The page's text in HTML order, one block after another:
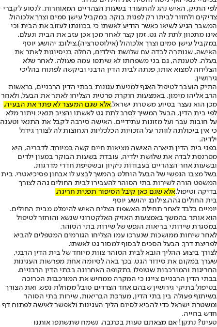
לפי התיק, האיש נהג להתעורר בשעות הצהריים המאוחרות, לנסוע לקברי
צדיקים ולחזור לביתו רק לפנות בוקר. במקביל עישן סמים וצרך אלכוהול.
המשבר הגיע לשיאו כאשר הודיע לאשתו כי בכוונתו לעזוב את הבית וכי
אינו מתכוון לתת לה גט. זמן קצר לאחר מכן אכן עזב את הבית ונעלם.
במקביל עישן סמים וצרך אלכוהול (אילוסטרציה),צילום: יהושע יוסף
האישה, שנותרה לבדה עם שלושת הילדים, החלה בניסיונות לאתר את
בעלה. לטענתה, גם בני משפחתו לא שיתפו עמה פעולה. לאחר שלא
הצליחה למצוא אותו, פנתה לבית הדין הרבני וביקשה לפתוח בהליכי
גירושין.
התיק הועבר לטיפול האגף למניעת עגונות בבתי הדין הרבניים, בראשות
הרב אליהו מימון. באמצעות חוקרת פרטית הצליחו לאתר את הבעל, ולאחר
מכן הוא נעצר בסיוע משטרת ישראל.אלא שגם המעצר לא פתר את הבעיה.
לפי בית הדין, הבעל המשיך לסרב לתת גט לאשתו והציב תנאי: ויתור מלא
על חובות עבר ועל מזונות עתידיים. האישה סירבה לקבל את התנאי וטענה
כי אין ביכולתה לוותר על הזכויות הכלכליות הנחוצות לה לצורך גידול
ילדיה.
בפני בית הדין תיארה האישה מציאות חיים קשה במיוחד. לדבריה, היא
מפרנסת לבדה את שלושת ילדיה, עובדת בשעות הבוקר במעון ילדים
ובשעות אחר הצהריים בעבודות ניקיון ובשטיפת חדרי מדרגות.
בשל מצבו הנפשי של הבעל הוחלט בהמשך לבצע לו אבחון פסיכיאטרי. בית
המשפט הורה לשירות בתי הסוהר להעבירו לבית החולים גהה לצורך
בדיקה וטיפול.אלא שגם כאן קיבל הסיפור תפנית חריגה.
בית החולים גהה,צילום: יהושע יוסף
יומיים בלבד לאחר תחילת האשפוז הצליח האיש להימלט מבית החולים.
הוא אותר בהמשך באמצעות האזיק האלקטרוני שנשא והוחזר לטיפול
במסגרת שירותי בריאות הנפש של שירות בתי הסוהר.
לאחר שיחות ממושכות שנערכו עמו הצליחו הגורמים המטפלים להביא
לפריצת דרך. הבעל הסכים לבסוף למסור גט לאשתו.
לצורך ביצוע ההליך הובא לבית הסוהר צוות מיוחד של בית הדין הרבני,
שערך במקום את סידור הגט. בכך באה לסיומה אחת מפרשות העגינות
החריגות והמורכבות שטופלו בתקופה האחרונה בבתי הדין הרבניים.
בבתי הדין הרבניים ציינו כי המקרה ממחיש את המורכבות הכרוכה
בטיפול בתיקי גירושין שבהם אחד הצדדים סובל ממחלת נפש, ואת הצורך
בשיתוף פעולה בין בתי הדין, מערכת הבריאות, שירות בתי הסוהר
ומשטרת ישראל כדי להביא לסיום הליך העגינות ולאפשר לאישה לפתוח דף
חדש בחייה.
טעינו? נתקן! אם מצאתם טעות בכתבה, נשמח שתשתפו אותנו